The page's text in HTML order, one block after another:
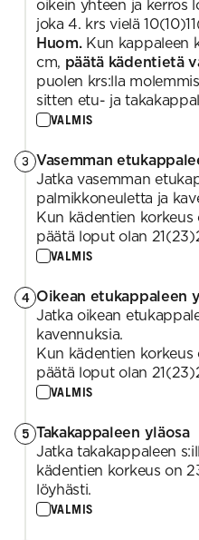
oikein yhteen ja kerros
joka 4. krs vielä
Huom.Kun kappaleen
cm, päätä kädentietä
puolen krs:lla
sitten etu- ja
VALMIS
3 Vasemman
Jatka vasemman
palmikkoneuletta ja
Kun kädentien
päätä loput olan
VALMIS
4 Oikean etukappaleen
Jatka oikean
kavennuksia.
Kun kädentien
päätä loput olan
VALMIS
5 Takakappaleen yläosa
Jatka takakappaleen
kädentien korkeus on
löyhästi.
VALMIS